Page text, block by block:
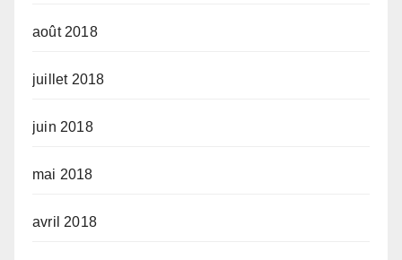
août 2018
juillet 2018
juin 2018
mai 2018
avril 2018